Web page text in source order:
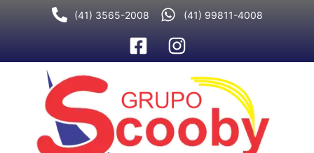
(41) 3565-2008 (41) 99811-4008